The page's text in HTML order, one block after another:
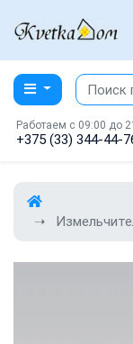
Работаем с 09:00 до
+375 (33) 344-44-